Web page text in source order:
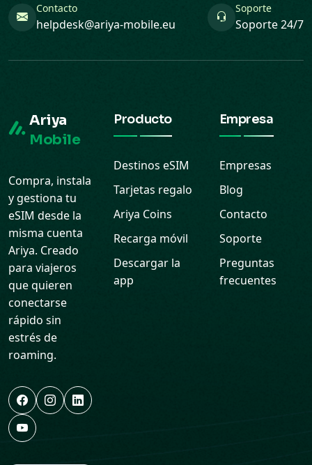
Contacto
helpdesk@ariya-mobile.eu
Soporte
Soporte 24/7
Ariya
Mobile
Compra, instala
y gestiona tu
eSIM desde la
misma cuenta
Ariya. Creado
para viajeros
que quieren
conectarse
rápido sin
estrés de
roaming.
Producto
Destinos eSIM
Tarjetas regalo
Ariya Coins
Recarga móvil
Descargar la
app
Empresa
Empresas
Blog
Contacto
Soporte
Preguntas
frecuentes